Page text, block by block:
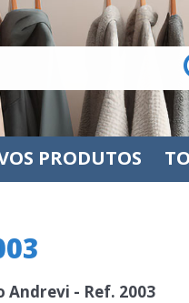
PRODUTOS
Andrevi - Ref. 2003